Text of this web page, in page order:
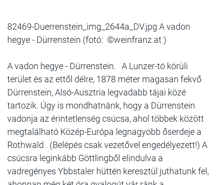
82469-Duerrenstein_img_2644a_DV.jpg A vadon
hegye - Dürrenstein (fotó: ©weinfranz.at )
A vadon hegye - Dürrenstein. A Lunzer-tó körüli
terület és az ettől délre, 1878 méter magasan fekvő
Dürrenstein, Alsó-Ausztria legvadabb tájai közé
tartozik. Úgy is mondhatnánk, hogy a Dürrenstein
vadonja az érintetlenség csúcsa, ahol többek között
megtalálható Közép-Európa legnagyobb őserdeje a
Rothwald . (Belépés csak vezetővel engedélyezett!) A
csúcsra leginkább Göttlingből elindulva a
vadregényes Ybbstaler hüttén keresztül juthatunk fel,